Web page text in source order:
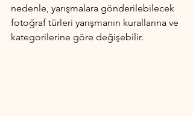
nedenle, yarışmalara gönderilebilecek
fotoğraf türleri yarışmanın kurallarına ve
kategorilerine göre değişebilir.